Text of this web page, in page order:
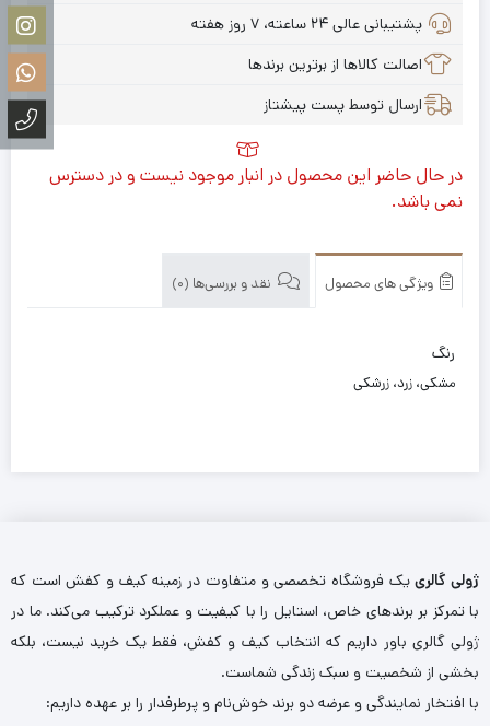
پشتیبانی عالی ۲۴ ساعته، ۷ روز هفته
اصالت کالاها از برترین برندها
ارسال توسط پست پیشتاز
در حال حاضر این محصول در انبار موجود نیست و در دسترس
نمی باشد.
ویژگی های محصول نقد و بررسی‌ها (0)
رنگ
مشکی، زرد، زرشکی
ژولی گالرییک فروشگاه تخصصی و متفاوت در زمینه کیف و کفش است که
با تمرکز بر برندهای خاص، استایل را با کیفیت و عملکرد ترکیب می‌کند. ما در
ژولی گالری باور داریم که انتخاب کیف و کفش، فقط یک خرید نیست، بلکه
بخشی از شخصیت و سبک زندگی شماست.
با افتخار نمایندگی و عرضه دو برند خوش‌نام و پرطرفدار را بر عهده داریم: